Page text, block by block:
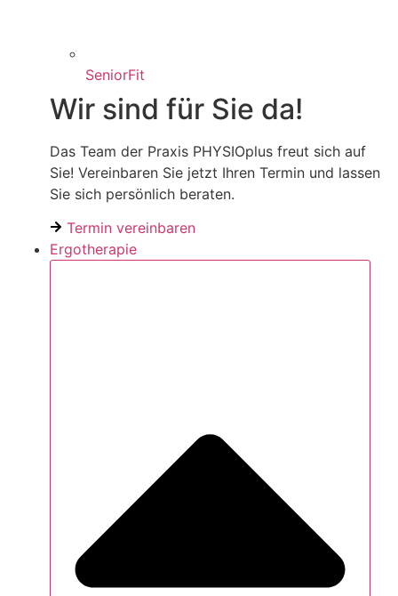
SeniorFit
Wir sind für Sie da!
Das Team der Praxis PHYSIOplus freut sich auf
Sie! Vereinbaren Sie jetzt Ihren Termin und lassen
Sie sich persönlich beraten.
Termin vereinbaren
Ergotherapie